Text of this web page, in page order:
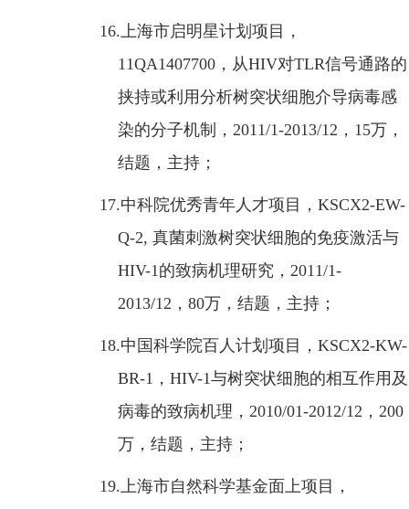
16.上海市启明星计划项目，
11QA1407700，从HIV对TLR信号通路的
挟持或利用分析树突状细胞介导病毒感
染的分子机制， 2011/1-2013/12 ， 15万，
结题，主持；
17.中科院优秀青年人才项目， KSCX2-EW-
Q-2, 真菌刺激树突状细胞的免疫激活与
HIV-1的致病机理研究， 2011/1-
2013/12 ， 80万，结题，主持；
18.中国科学院百人计划项目， KSCX2-KW-
BR-1 ， HIV-1与树突状细胞的相互作用及
病毒的致病机理， 2010/01-2012/12 ， 200
万，结题，主持；
19.上海市自然科学基金面上项目，